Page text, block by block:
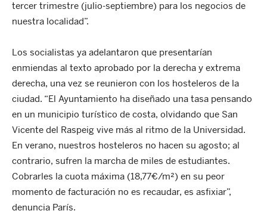
tercer trimestre (julio-septiembre) para los negocios de
nuestra localidad”.
Los socialistas ya adelantaron que presentarían
enmiendas al texto aprobado por la derecha y extrema
derecha, una vez se reunieron con los hosteleros de la
ciudad. “El Ayuntamiento ha diseñado una tasa pensando
en un municipio turístico de costa, olvidando que San
Vicente del Raspeig vive más al ritmo de la Universidad.
En verano, nuestros hosteleros no hacen su agosto; al
contrario, sufren la marcha de miles de estudiantes.
Cobrarles la cuota máxima (18,77€/m²) en su peor
momento de facturación no es recaudar, es asfixiar”,
denuncia París.